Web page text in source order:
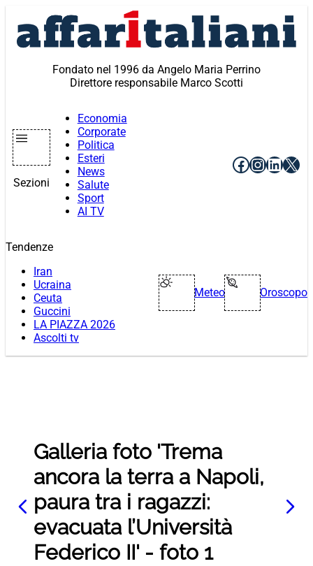
contenuto
Fondato nel 1996 da Angelo Maria Perrino
Direttore responsabile Marco Scotti
Sezioni
Economia
Corporate
Politica
Esteri
News
Salute
Sport
AI TV
Facebook
X
Tendenze
Iran
Ucraina
Ceuta
Guccini
LA PIAZZA 2026
Ascolti tv
Meteo Oroscopo
Galleria foto 'Trema
ancora la terra a Napoli,
paura tra i ragazzi:
evacuata l’Università
Federico II' - foto 1